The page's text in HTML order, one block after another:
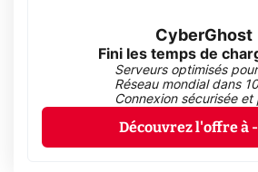
CyberGhost
Fini les temps de
Serveurs optimisés
Réseau mondial dans
Connexion sécurisée et
Découvrez l'offre à